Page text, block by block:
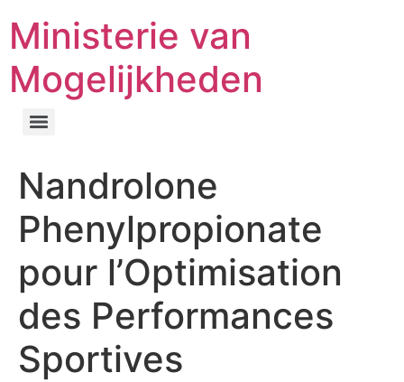
Ministerie van
Mogelijkheden
Nandrolone
Phenylpropionate
pour l’Optimisation
des Performances
Sportives